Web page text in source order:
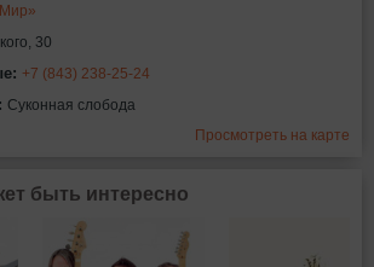
30
+7 (843) 238-25-24
Суконная слобода
Просмотреть на карте
быть интересно